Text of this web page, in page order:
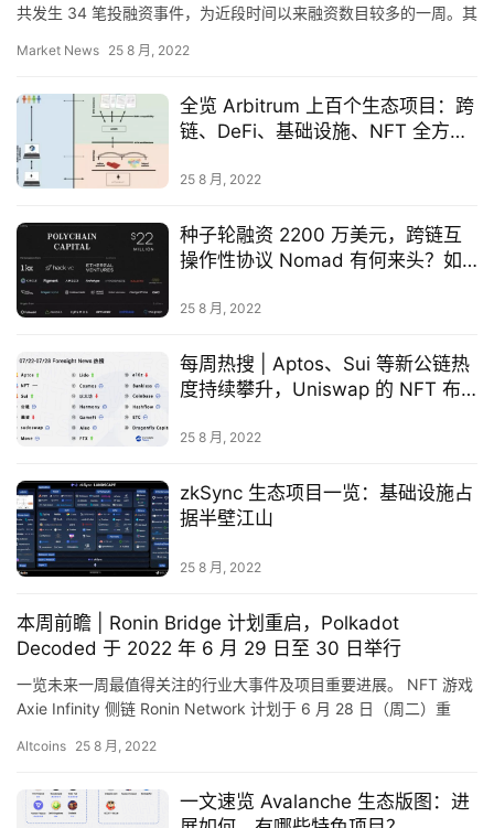
快
a
h
9
9
9
指
常
工
具
推
荐
共发生 34 笔投融资事件，为近段时间以来融资数目较多的一周。其
Market News 25 8 月, 2022
全览 Arbitrum 上百个生态项目：跨
链、DeFi、基础设施、NFT 全方位
25 8 月, 2022
种子轮融资 2200 万美元，跨链互
操作性协议 Nomad 有何来头？如
25 8 月, 2022
每周热搜 | Aptos、Sui 等新公链热
度持续攀升，Uniswap 的 NFT 布
25 8 月, 2022
zkSync 生态项目一览：基础设施占
据半壁江山
25 8 月, 2022
本周前瞻 | Ronin Bridge 计划重启，Polkadot
Decoded 于 2022 年 6 月 29 日至 30 日举行
一览未来一周最值得关注的行业大事件及项目重要进展。 NFT 游戏
Axie Infinity 侧链 Ronin Network 计划于 6 月 28 日（周二）重
Altcoins 25 8 月, 2022
一文速览 Avalanche 生态版图：进